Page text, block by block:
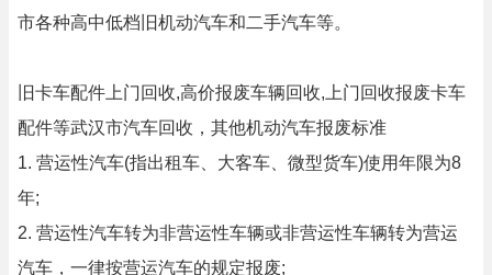
市各种高中低档旧机动汽车和二手汽车等。
旧卡车配件上门回收,高价报废车辆回收,上门回收报废卡车
配件等武汉市汽车回收，其他机动汽车报废标准
1. 营运性汽车(指出租车、大客车、微型货车)使用年限为8
年;
2. 营运性汽车转为非营运性车辆或非营运性车辆转为营运
汽车，一律按营运汽车的规定报废;